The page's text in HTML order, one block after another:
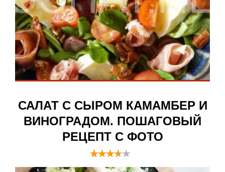
САЛАТ С СЫРОМ КАМАМБЕР И
ВИНОГРАДОМ. ПОШАГОВЫЙ
РЕЦЕПТ С ФОТО